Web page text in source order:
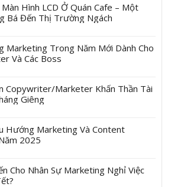
Hình LCD Ở Quán Cafe – Một
Bá Đến Thị Trường Ngách
Marketing Trong Năm Mới Dành Cho
Và Các Boss
Copywriter/Marketer Khấn Thần Tài
Giêng
Hướng Marketing Và Content
2025
Cho Nhân Sự Marketing Nghỉ Việc